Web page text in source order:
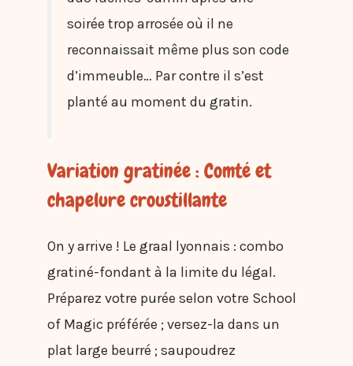
soirée trop arrosée où il ne
reconnaissait même plus son code
d’immeuble… Par contre il s’est
planté au moment du gratin.
Variation gratinée : Comté et
chapelure croustillante
On y arrive ! Le graal lyonnais : combo
gratiné-fondant à la limite du légal.
Préparez votre purée selon votre School
of Magic préférée ; versez-la dans un
plat large beurré ; saupoudrez